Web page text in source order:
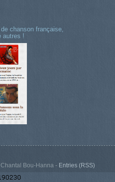
chanson française,
autres !
Bou-Hanna - Entries (RSS)